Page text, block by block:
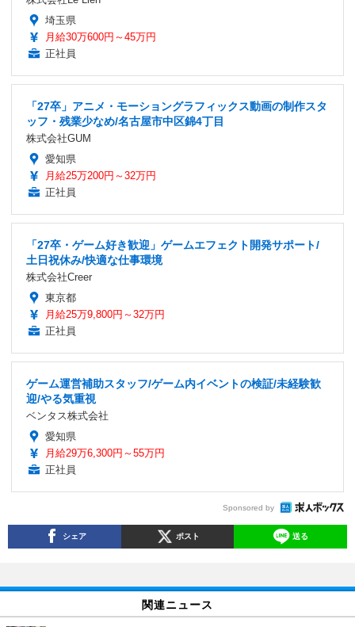
埼玉県
月給30万600円～45万円
正社員
「27卒」アニメ・モーショングラフィックス動画の制作スタ
ッフ・残業少なめ/名古屋市中区錦4丁目
株式会社GUM
愛知県
月給25万200円～32万円
正社員
「27卒・ゲーム好き歓迎」ゲームエフェクト開発サポート/
土日祝休み/快適な仕事環境
株式会社Creer
東京都
月給25万9,800円～32万円
正社員
ゲーム運営補助スタッフ/ゲーム内イベントの検証/未経験歓
迎/やる気重視
ベンタス株式会社
愛知県
月給29万6,300円～55万円
正社員
Sponsored by
シェア ポスト 送る
関連ニュース